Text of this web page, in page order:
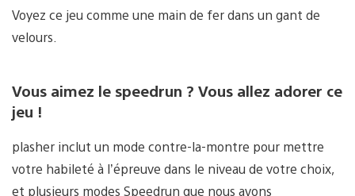
Voyez ce jeu comme une main de fer dans un gant de
velours.
Vous aimez le speedrun ? Vous allez adorer ce
jeu !
plasher inclut un mode contre-la-montre pour mettre
votre habileté à l’épreuve dans le niveau de votre choix,
et plusieurs modes Speedrun que nous avons